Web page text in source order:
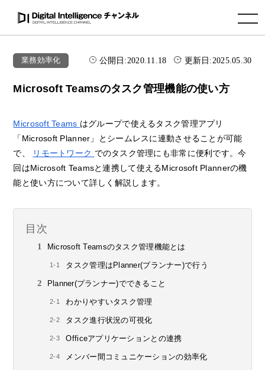
toggle navigation
業務効率化 公開日:2020.11.18 更新日:2025.05.30
Microsoft Teamsのタスク管理機能の使い方
Microsoft Teams はグループで使えるタスク管理アプリ
「Microsoft Planner」とシームレスに連動させることが可能
で、
リモートワーク でのタスク管理にも非常に便利です。今
回はMicrosoft Teamsと連携して使えるMicrosoft Plannerの機
能と使い方について詳しく解説します。
目次
Microsoft Teamsのタスク管理機能とは
タスク管理はPlanner(プランナー)で行う
Planner(プランナー)でできること
わかりやすいタスク管理
タスク進行状況の可視化
Officeアプリケーションとの連携
メンバー間コミュニケーションの効率化